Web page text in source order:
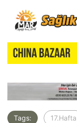
Tags: 17.Hafta